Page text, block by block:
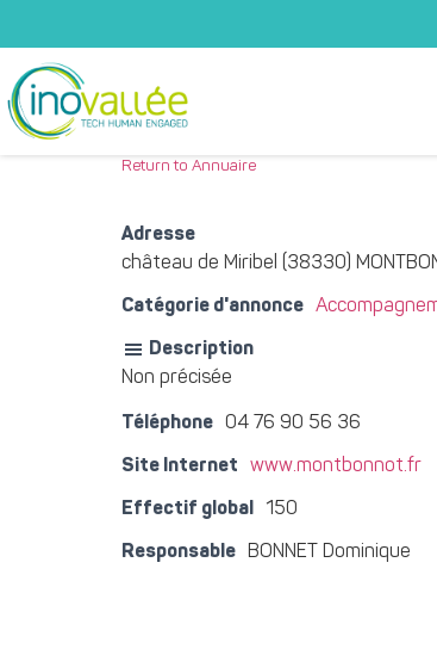
Return to Annuaire
Adresse
château de Miribel (38330)
Catégorie d'annonce
Description
Non précisée
Téléphone 04 76 90 56 36
Site Internet www.montbonnot.fr
Effectif global 150
Responsable BONNET Dominique